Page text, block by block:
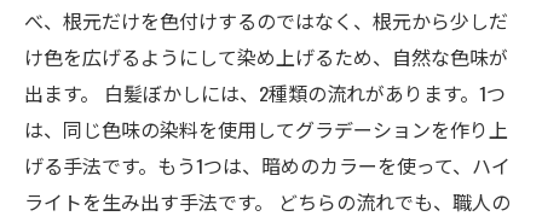
べ、根元だけを色付けするのではなく、根元から少しだ
け色を広げるようにして染め上げるため、自然な色味が
出ます。 白髪ぼかしには、2種類の流れがあります。1つ
は、同じ色味の染料を使用してグラデーションを作り上
げる手法です。もう1つは、暗めのカラーを使って、ハイ
ライトを生み出す手法です。 どちらの流れでも、職人の